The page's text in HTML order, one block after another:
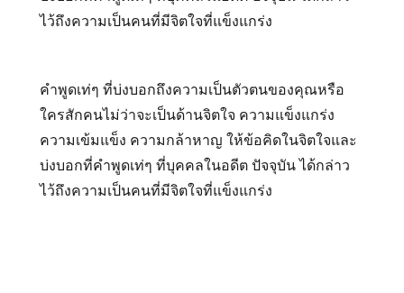
ไว้ถึงความเป็นคนที่มีจิตใจที่แข็งแกร่ง
คำพูดเท่ๆ ที่บ่งบอกถึงความเป็นตัวตนของคุณหรือ
ใครสักคนไม่ว่าจะเป็นด้านจิตใจ ความแข็งแกร่ง
ความเข้มแข็ง ความกล้าหาญ ให้ข้อคิดในจิตใจและ
บ่งบอกที่คำพูดเท่ๆ ที่บุคคลในอดีต ปัจจุบัน ได้กล่าว
ไว้ถึงความเป็นคนที่มีจิตใจที่แข็งแกร่ง